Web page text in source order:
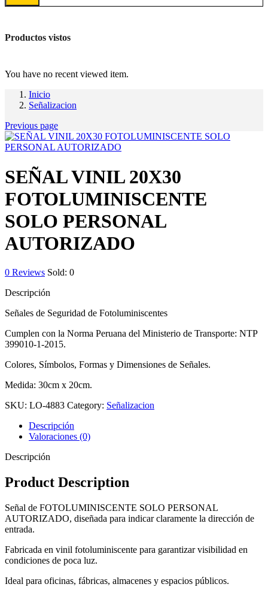
Productos vistos
You have no recent viewed item.
Inicio
Señalizacion
Previous page
SEÑAL VINIL 20X30
FOTOLUMINISCENTE
SOLO PERSONAL
AUTORIZADO
0 Reviews Sold: 0
Descripción
Señales de Seguridad de Fotoluminiscentes
Cumplen con la Norma Peruana del Ministerio de Transporte: NTP
399010-1-2015.
Colores, Símbolos, Formas y Dimensiones de Señales.
Medida: 30cm x 20cm.
SKU: LO-4883 Category: Señalizacion
Descripción
Valoraciones (0)
Descripción
Product Description
Señal de FOTOLUMINISCENTE SOLO PERSONAL
AUTORIZADO, diseñada para indicar claramente la dirección de
entrada.
Fabricada en vinil fotoluminiscente para garantizar visibilidad en
condiciones de poca luz.
Ideal para oficinas, fábricas, almacenes y espacios públicos.